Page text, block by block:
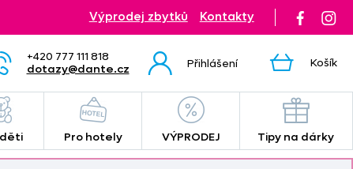
+420 777 111 818
dotazy@dante.cz
Přihlášení Košík
Výprodej zbytků Kontakty
Pro hotely VÝPRODEJ Tipy na dárky